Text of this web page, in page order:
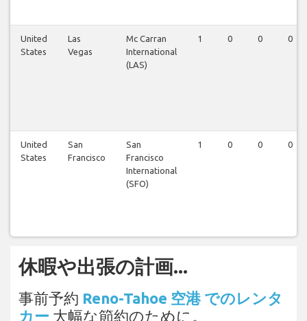
United
States
Las
Vegas
Mc Carran
International
(LAS)
1 0 0 0
United
States
San
Francisco
San
Francisco
International
(SFO)
1 0 0 0
休暇や出張の計画...
事前予約 Reno-Tahoe 空港 でのレンタ
カー 大幅な節約のために。